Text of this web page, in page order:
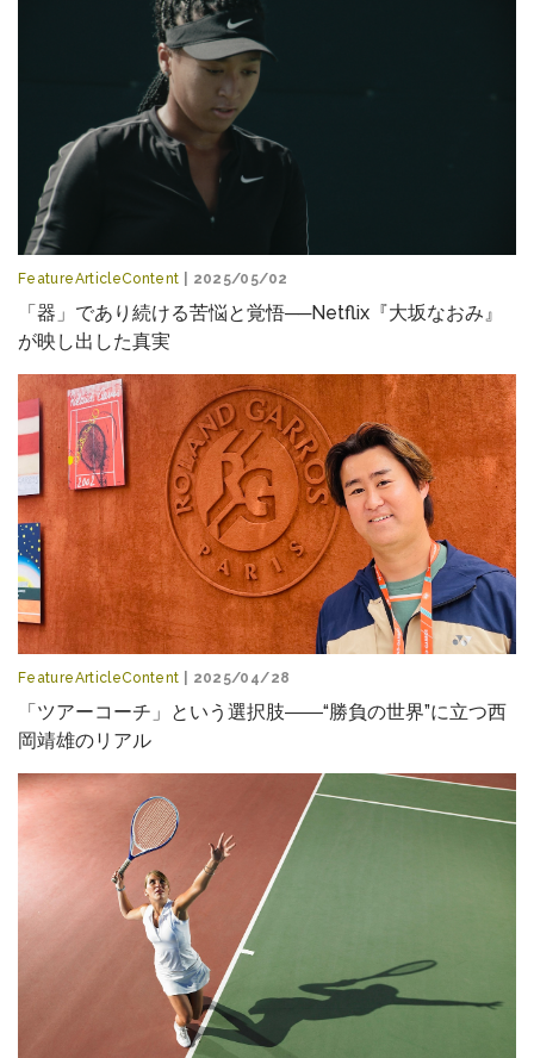
FeatureArticleContent | 2025/05/02
「器」であり続ける苦悩と覚悟──Netflix『大坂なおみ』
が映し出した真実
FeatureArticleContent | 2025/04/28
「ツアーコーチ」という選択肢――“勝負の世界”に立つ西
岡靖雄のリアル